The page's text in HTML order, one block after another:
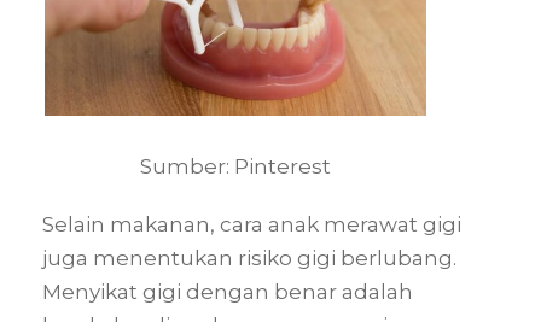
Sumber: Pinterest
Selain makanan, cara anak merawat gigi
juga menentukan risiko gigi berlubang.
Menyikat gigi dengan benar adalah